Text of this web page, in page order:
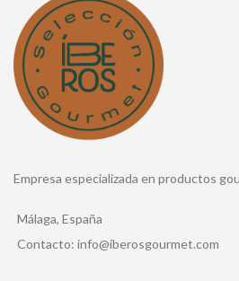
Empresa especializada en productos
Málaga, España
Contacto: info@iberosgourmet.com